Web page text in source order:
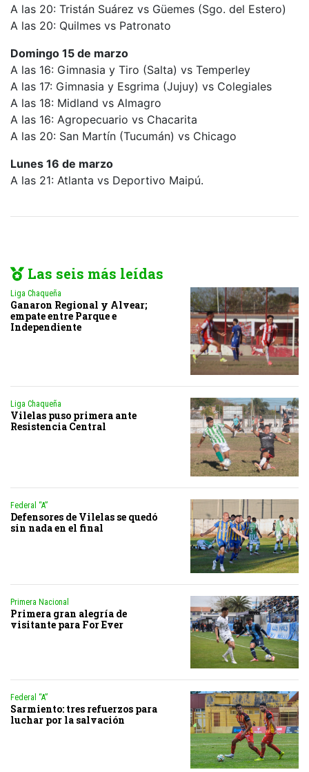
A las 20: Tristán Suárez vs Güemes (Sgo. del Estero)
A las 20: Quilmes vs Patronato
Domingo 15 de marzo
A las 16: Gimnasia y Tiro (Salta) vs Temperley
A las 17: Gimnasia y Esgrima (Jujuy) vs Colegiales
A las 18: Midland vs Almagro
A las 16: Agropecuario vs Chacarita
A las 20: San Martín (Tucumán) vs Chicago
Lunes 16 de marzo
A las 21: Atlanta vs Deportivo Maipú.
Las seis más leídas
Liga Chaqueña
Ganaron Regional y Alvear;
empate entre Parque e
Independiente
Liga Chaqueña
Vilelas puso primera ante
Resistencia Central
Federal “A”
Defensores de Vilelas se quedó
sin nada en el final
Primera Nacional
Primera gran alegría de
visitante para For Ever
Federal “A”
Sarmiento: tres refuerzos para
luchar por la salvación